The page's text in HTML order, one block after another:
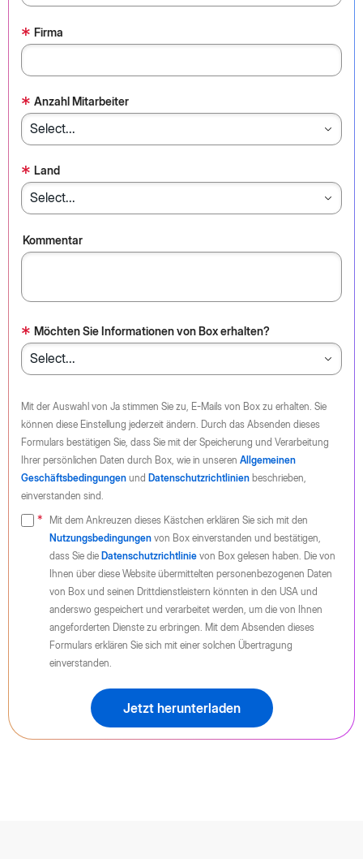
* Firma
* Anzahl Mitarbeiter
* Land
Kommentar
* Möchten Sie Informationen von Box erhalten?
Mit der Auswahl von Ja stimmen Sie zu, E-Mails von Box zu erhalten. Sie
können diese Einstellung jederzeit ändern. Durch das Absenden dieses
Formulars bestätigen Sie, dass Sie mit der Speicherung und Verarbeitung
Ihrer persönlichen Daten durch Box, wie in unseren Allgemeinen
Geschäftsbedingungen und Datenschutzrichtlinien beschrieben,
einverstanden sind.
Mit dem Ankreuzen dieses Kästchen erklären Sie sich mit den
Nutzungsbedingungen von Box einverstanden und bestätigen,
dass Sie die Datenschutzrichtlinie von Box gelesen haben. Die von
Ihnen über diese Website übermittelten personenbezogenen Daten
von Box und seinen Drittdienstleistern könnten in den USA und
anderswo gespeichert und verarbeitet werden, um die von Ihnen
angeforderten Dienste zu erbringen. Mit dem Absenden dieses
Formulars erklären Sie sich mit einer solchen Übertragung
einverstanden.
Jetzt herunterladen